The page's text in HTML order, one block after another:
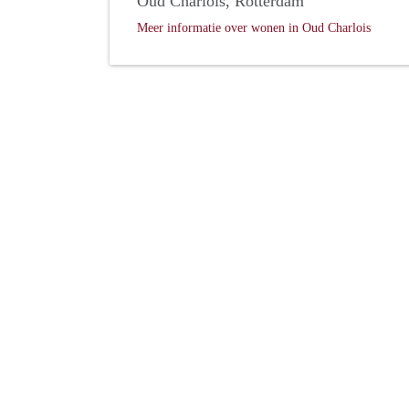
Meer informatie over wonen in Oud Charlois